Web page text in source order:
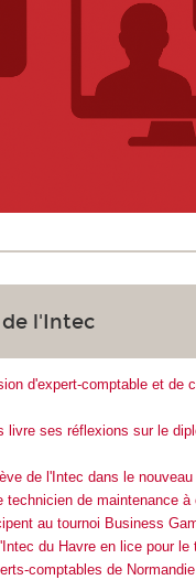
l'Intec
d'expert-comptable et de
livre ses réflexions sur le
de l'Intec dans le
technicien de maintenance à
au tournoi Business
du Havre en lice pour le
comptables de Normandie